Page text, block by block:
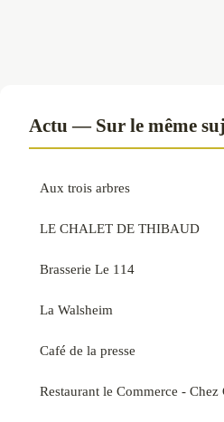
Actu — Sur le même
Aux trois arbres
LE CHALET DE THIBAUD
Brasserie Le 114
La Walsheim
Café de la presse
Restaurant le Commerce - Chez